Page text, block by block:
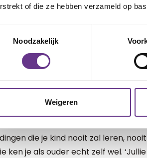
of die ze hebben verzameld op
Noodzakelijk
Weigeren
bereiken wat het wil, alleen
Eigenlijk zouden alle
ouders mee moeten geven.
nog steeds vast aan precies die
vlak na zijn geboorte. Ook al
die je kind nooit zal leren,
ken je als ouder echt zelf wel.